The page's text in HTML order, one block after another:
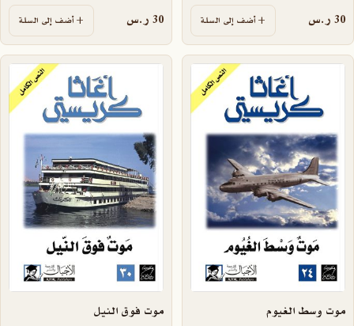
30 ر.س أضف إلى السلة 30 ر.س أضف إلى السلة
موت وسط الغيوم موت فوق النيل